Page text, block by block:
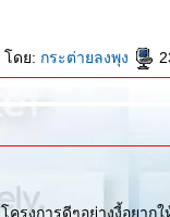
ดย: กระต่ายลงพุง
ครงการดีๆอย่างงี้อยาก